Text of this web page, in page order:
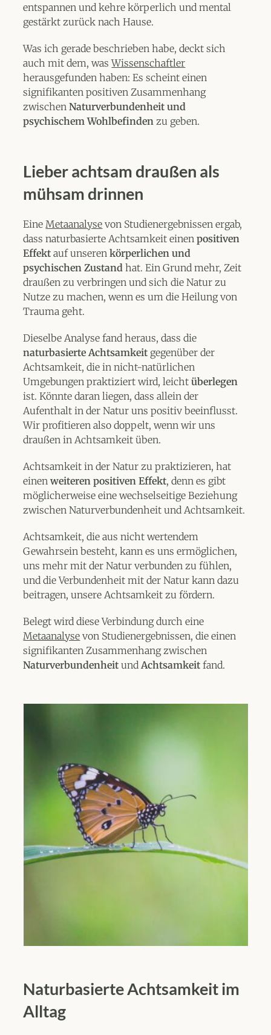
entspannen und kehre körperlich und mental
gestärkt zurück nach Hause.
Was ich gerade beschrieben habe, deckt sich
auch mit dem, wasWissenschaftler
herausgefunden haben: Es scheint einen
signifikanten positiven Zusammenhang
zwischenNaturverbundenheit und
psychischem Wohlbefindenzu geben.
Lieber achtsam draußen als
mühsam drinnen
EineMetaanalyse von Studienergebnissen ergab,
dass naturbasierte Achtsamkeit einenpositiven
Effekt auf unserenkörperlichen und
psychischen Zustand hat. Ein Grund mehr, Zeit
draußen zu verbringen und sich die Natur zu
Nutze zu machen, wenn es um die Heilung von
Trauma geht.
Dieselbe Analyse fand heraus, dass die
naturbasierte Achtsamkeit gegenüber der
Achtsamkeit, die in nicht-natürlichen
Umgebungen praktiziert wird, leichtüberlegen
ist. Könnte daran liegen, dass allein der
Aufenthalt in der Natur uns positiv beeinflusst.
Wir profitieren also doppelt, wenn wir uns
draußen in Achtsamkeit üben.
Achtsamkeit in der Natur zu praktizieren, hat
einenweiteren positiven Effekt, denn es gibt
möglicherweise eine wechselseitige Beziehung
zwischen Naturverbundenheit und Achtsamkeit.
Achtsamkeit, die aus nicht wertendem
Gewahrsein besteht, kann es uns ermöglichen,
uns mehr mit der Natur verbunden zu fühlen,
und die Verbundenheit mit der Natur kann dazu
beitragen, unsere Achtsamkeit zu fördern.
Belegt wird diese Verbindung durch eine
Metaanalyse von Studienergebnissen, die einen
signifikanten Zusammenhang zwischen
Naturverbundenheit undAchtsamkeit fand.
Naturbasierte Achtsamkeit im
Alltag